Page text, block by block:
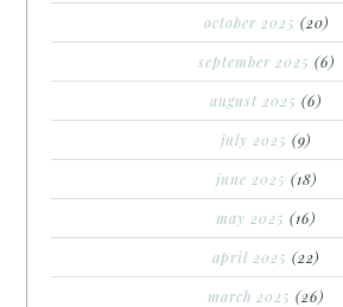
october 2025 (20)
september 2025 (6)
august 2025 (6)
july 2025 (9)
june 2025 (18)
may 2025 (16)
april 2025 (22)
march 2025 (26)